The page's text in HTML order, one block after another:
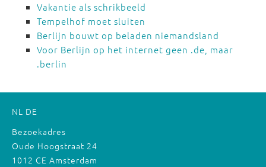
Vakantie als schrikbeeld
Tempelhof moet sluiten
Berlijn bouwt op beladen niemandsland
Voor Berlijn op het internet geen .de, maar
.berlin
NL DE
Bezoekadres
Oude Hoogstraat 24
1012 CE Amsterdam